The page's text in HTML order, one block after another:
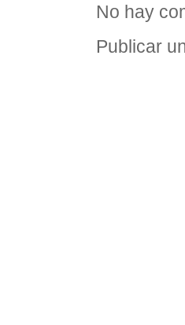
No hay
Publicar